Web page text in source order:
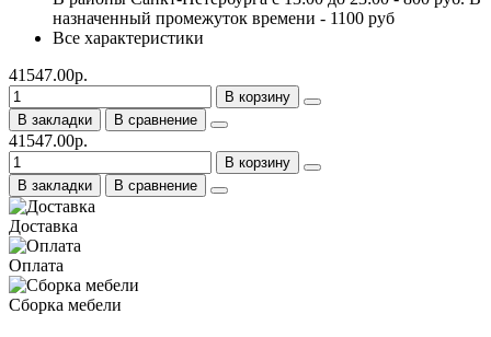
назначенный промежуток времени - 1100 руб
Все характеристики
41547.00р.
В корзину
В закладки
В сравнение
41547.00р.
В корзину
В закладки
В сравнение
Доставка
Оплата
Сборка мебели